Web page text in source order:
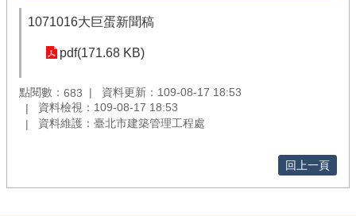
1071016大巨蛋新聞稿
pdf(171.68 KB)
點閱數： 683
資料更新：109-08-17 18:53
資料檢視：109-08-17 18:53
資料維護：臺北市建築管理工程處
回上一頁